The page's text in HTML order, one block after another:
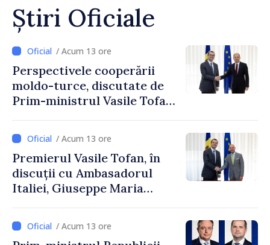
Știri Oficiale
/ Acum 13 ore
Perspectivele cooperării
moldo-turce, discutate de
Prim-ministrul Vasile Tofan
Uygar Mustafa Sertel
/ Acum 13 ore
Premierul Vasile Tofan, în
discuții cu Ambasadorul
Italiei, Giuseppe Maria
/ Acum 13 ore